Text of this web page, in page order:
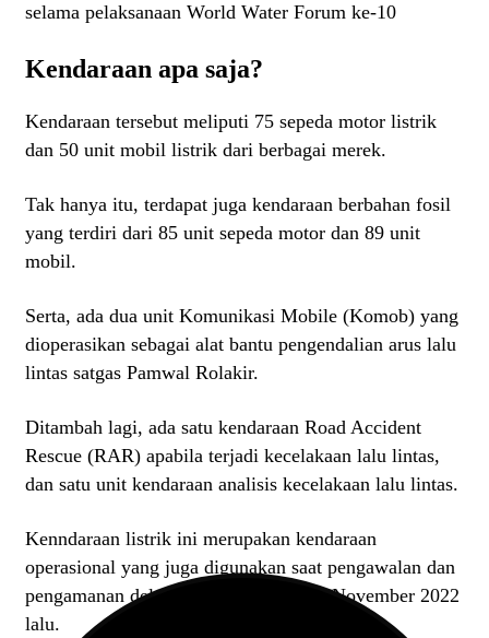
selama pelaksanaan World Water Forum ke-10
Kendaraan apa saja?
Kendaraan tersebut meliputi 75 sepeda motor listrik
dan 50 unit mobil listrik dari berbagai merek.
Tak hanya itu, terdapat juga kendaraan berbahan fosil
yang terdiri dari 85 unit sepeda motor dan 89 unit
mobil.
Serta, ada dua unit Komunikasi Mobile (Komob) yang
dioperasikan sebagai alat bantu pengendalian arus lalu
lintas satgas Pamwal Rolakir.
Ditambah lagi, ada satu kendaraan Road Accident
Rescue (RAR) apabila terjadi kecelakaan lalu lintas,
dan satu unit kendaraan analisis kecelakaan lalu lintas.
Kenndaraan listrik ini merupakan kendaraan
operasional yang juga digunakan saat pengawalan dan
pengamanan delegasi KTT G-20 pada November 2022
lalu.